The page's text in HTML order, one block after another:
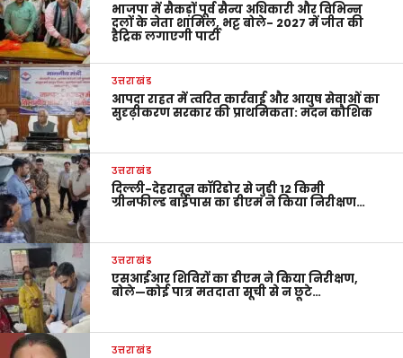
भाजपा में सैकड़ों पूर्व सैन्य अधिकारी और विभिन्न
दलों के नेता शामिल, भट्ट बोले- 2027 में जीत की
हैट्रिक लगाएगी पार्टी
उत्तराखंड
आपदा राहत में त्वरित कार्रवाई और आयुष सेवाओं का
सुदृढ़ीकरण सरकार की प्राथमिकता: मदन कौशिक
उत्तराखंड
दिल्ली-देहरादून कॉरिडोर से जुड़ी 12 किमी
ग्रीनफील्ड बाईपास का डीएम ने किया निरीक्षण…
उत्तराखंड
एसआईआर शिविरों का डीएम ने किया निरीक्षण,
बोले—कोई पात्र मतदाता सूची से न छूटे…
उत्तराखंड